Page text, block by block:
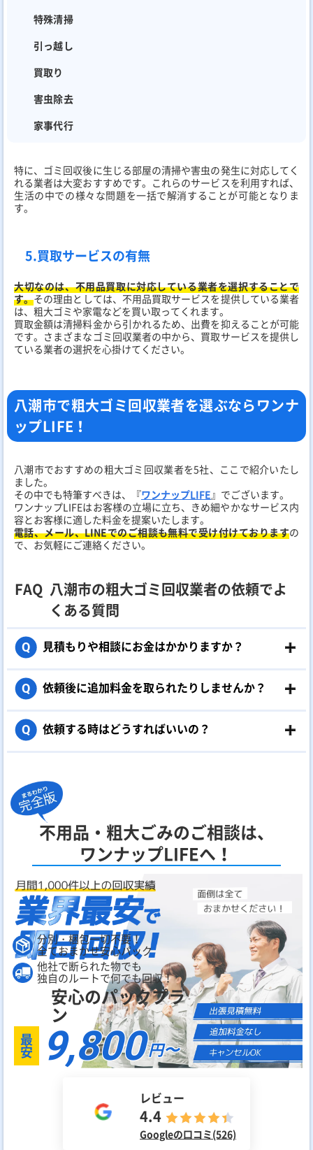
特殊清掃
引っ越し
買取り
害虫除去
家事代行
特に、ゴミ回収後に生じる部屋の清掃や害虫の発生に対応してく
れる業者は大変おすすめです。これらのサービスを利用すれば、
生活の中での様々な問題を一括で解消することが可能となりま
す。
5.買取サービスの有無
大切なのは、不用品買取に対応している業者を選択することで
す。その理由としては、不用品買取サービスを提供している業者
は、粗大ゴミや家電などを買い取ってくれます。
買取金額は清掃料金から引かれるため、出費を抑えることが可能
です。さまざまなゴミ回収業者の中から、買取サービスを提供し
ている業者の選択を心掛けてください。
八潮市で粗大ゴミ回収業者を選ぶならワンナ
ップLIFE！
八潮市でおすすめの粗大ゴミ回収業者を5社、ここで紹介いたし
ました。
その中でも特筆すべきは、『ワンナップLIFE 』でございます。
ワンナップLIFEはお客様の立場に立ち、きめ細やかなサービス内
容とお客様に適した料金を提案いたします。
電話、メール、LINEでのご相談も無料で受け付けておりますの
で、お気軽にご連絡ください。
FAQ 八潮市の粗大ゴミ回収業者の依頼でよ
くある質問
Q 見積もりや相談にお金はかかりますか？
Q 依頼後に追加料金を取られたりしませんか？
Q 依頼する時はどうすればいいの？
不用品・粗大ごみのご相談は、
ワンナップLIFEへ！
分別・梱包一切不要！
全ておまかせ安心パック
他社で断られた物でも
独自のルートで何でも回収！
安心のパックプラ
ン
最
安 9,800円〜
レビュー
4.4
Googleの口コミ(526)